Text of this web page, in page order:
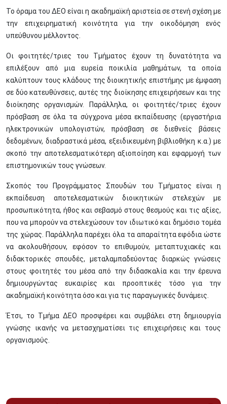
Το όραμα του ΔΕΟ είναι η ακαδημαϊκή αριστεία σε στενή σχέση με
την επιχειρηματική κοινότητα για την οικοδόμηση ενός
υπεύθυνου μέλλοντος.
Οι φοιτητές/τριες του Τμήματος έχουν τη δυνατότητα να
επιλέξουν από μια ευρεία ποικιλία μαθημάτων, τα οποία
καλύπτουν τους κλάδους της διοικητικής επιστήμης με έμφαση
σε δύο κατευθύνσεις, αυτές της διοίκησης επιχειρήσεων και της
διοίκησης οργανισμών. Παράλληλα, οι φοιτητές/τριες έχουν
πρόσβαση σε όλα τα σύγχρονα μέσα εκπαίδευσης (εργαστήρια
ηλεκτρονικών υπολογιστών, πρόσβαση σε διεθνείς βάσεις
δεδομένων, διαδραστικά μέσα, εξειδικευμένη βιβλιοθήκη κ.α.) με
σκοπό την αποτελεσματικότερη αξιοποίηση και εφαρμογή των
επιστημονικών τους γνώσεων.
Σκοπός του Προγράμματος Σπουδών του Τμήματος είναι η
εκπαίδευση αποτελεσματικών διοικητικών στελεχών με
προσωπικότητα, ήθος και σεβασμό στους θεσμούς και τις αξίες,
που να μπορούν να στελεχώσουν τον ιδιωτικό και δημόσιο τομέα
της χώρας. Παράλληλα παρέχει όλα τα απαραίτητα εφόδια ώστε
να ακολουθήσουν, εφόσον το επιθυμούν, μεταπτυχιακές και
διδακτορικές σπουδές, μεταλαμπαδεύοντας διαρκώς γνώσεις
στους φοιτητές του μέσα από την διδασκαλία και την έρευνα
δημιουργώντας ευκαιρίες και προοπτικές τόσο για την
ακαδημαϊκή κοινότητα όσο και για τις παραγωγικές δυνάμεις.
Έτσι, το Τμήμα ΔΕΟ προσφέρει και συμβάλει στη δημιουργία
γνώσης ικανής να μετασχηματίσει τις επιχειρήσεις και τους
οργανισμούς.